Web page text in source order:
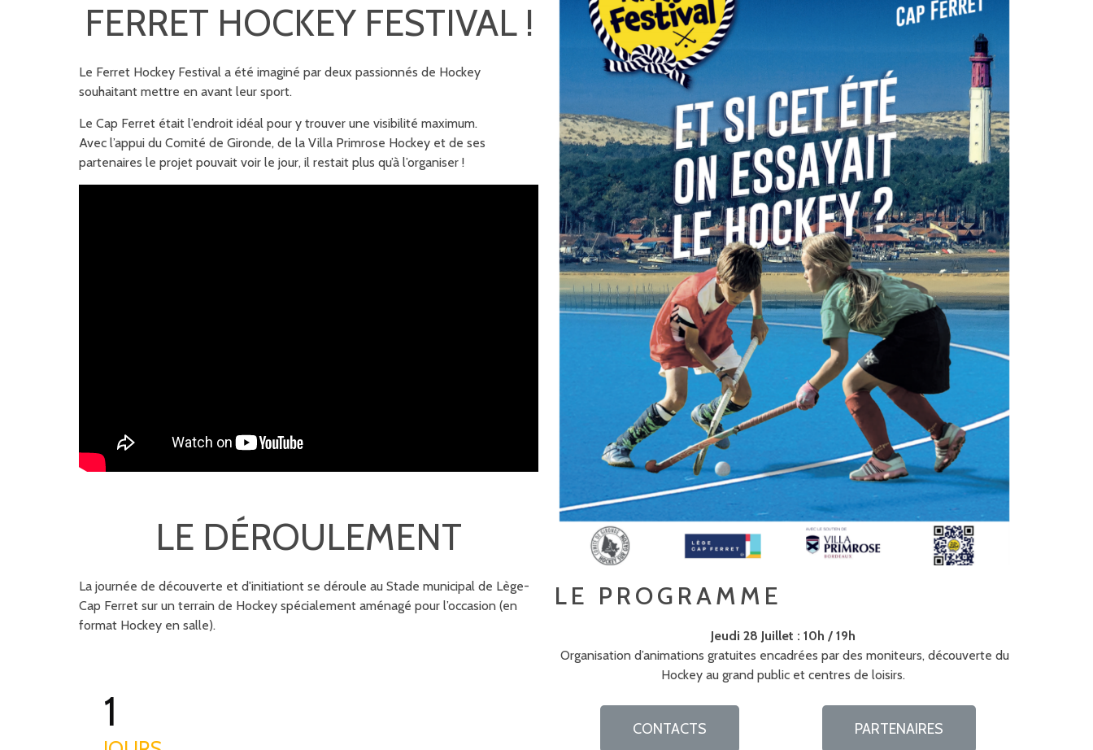
FERRET HOCKEY FESTIVAL !
Le Ferret Hockey Festival a été imaginé par deux passionnés de Hockey
souhaitant mettre en avant leur sport.
Le Cap Ferret était l’endroit idéal pour y trouver une visibilité maximum.
Avec l’appui du Comité de Gironde, de la Villa Primrose Hockey et de ses
partenaires le projet pouvait voir le jour, il restait plus qu’à l’organiser !
LE DÉROULEMENT
La journée de découverte et d'initiationt se déroule au Stade municipal de Lège-
Cap Ferret sur un terrain de Hockey spécialement aménagé pour l’occasion (en
format Hockey en salle).
1
LE PROGRAMME
Jeudi 28 Juillet : 10h / 19h
Organisation d’animations gratuites encadrées par des moniteurs, découverte du
Hockey au grand public et centres de loisirs.
CONTACTS PARTENAIRES